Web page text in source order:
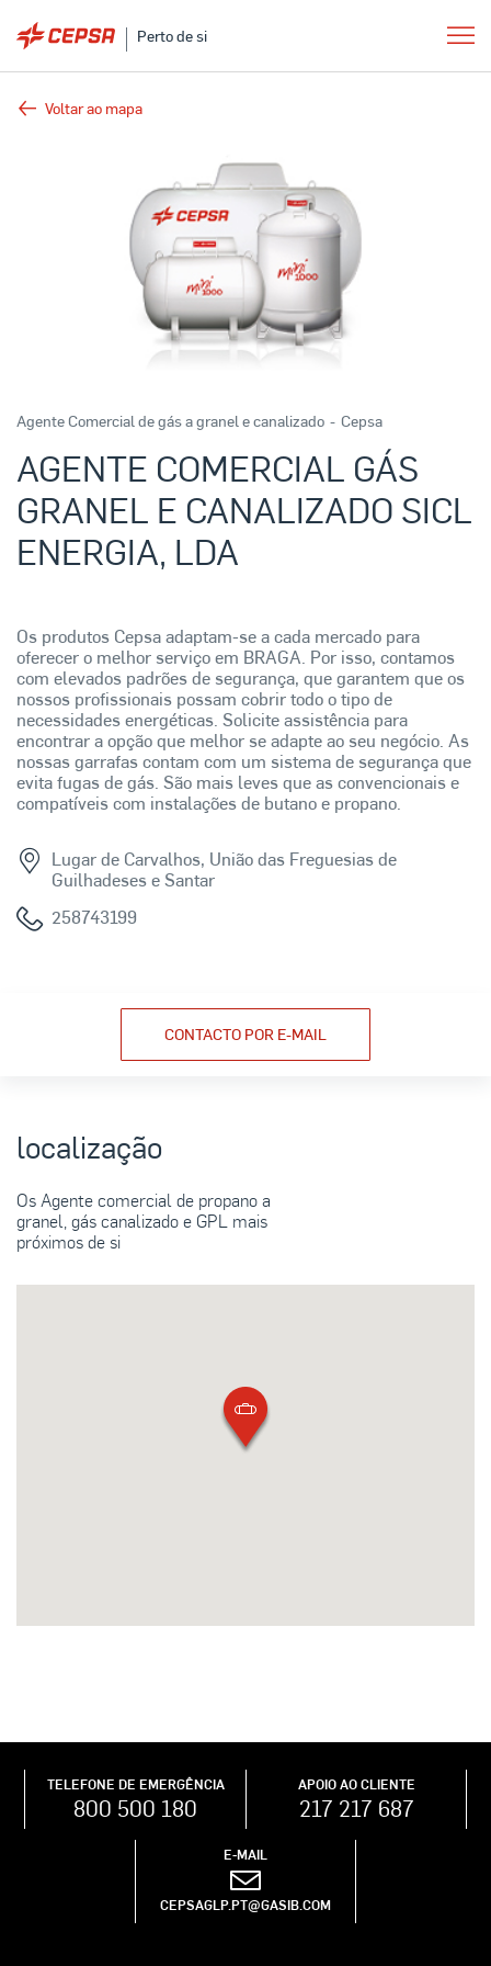
Perto de si
Voltar ao mapa
Agente Comercial de gás a granel e canalizado - Cepsa
AGENTE COMERCIAL GÁS
GRANEL E CANALIZADO SICL
ENERGIA, LDA
Os produtos Cepsa adaptam-se a cada mercado para
oferecer o melhor serviço em BRAGA. Por isso, contamos
com elevados padrões de segurança, que garantem que os
nossos profissionais possam cobrir todo o tipo de
necessidades energéticas. Solicite assistência para
encontrar a opção que melhor se adapte ao seu negócio. As
nossas garrafas contam com um sistema de segurança que
evita fugas de gás. São mais leves que as convencionais e
compatíveis com instalações de butano e propano.
Lugar de Carvalhos, União das Freguesias de
Guilhadeses e Santar
258743199
CONTACTO POR E-MAIL
localização
Os Agente comercial de propano a
granel, gás canalizado e GPL mais
próximos de si
TELEFONE DE EMERGÊNCIA
800 500 180
E-MAIL
CEPSAGLP.PT@GASIB.COM
APOIO AO CLIENTE
217 217 687